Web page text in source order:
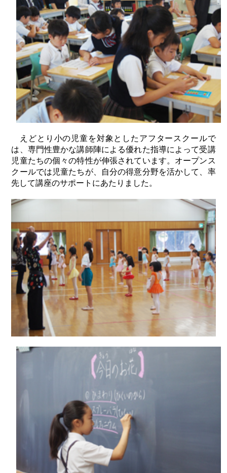
えどとり小の児童を対象としたアフタースクールで
は、専門性豊かな講師陣による優れた指導によって受講
児童たちの個々の特性が伸張されています。オープンス
クールでは児童たちが、自分の得意分野を活かして、率
先して講座のサポートにあたりました。